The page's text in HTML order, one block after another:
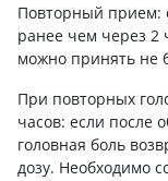
Повторный прием:
ранее чем через 2
можно принять не
При повторных
часов: если после
головная боль
дозу. Необходимо